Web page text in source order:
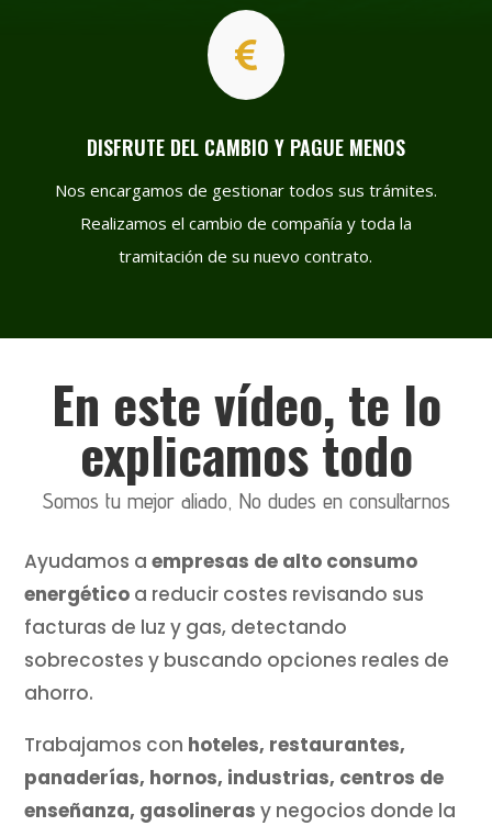

DISFRUTE DEL CAMBIO Y PAGUE MENOS
Nos encargamos de gestionar todos sus trámites.
Realizamos el cambio de compañía y toda la
tramitación de su nuevo contrato.
En este vídeo, te lo
explicamos todo
Somos tu mejor aliado, No dudes en consultarnos
Ayudamos aempresas de alto consumo
energético a reducir costes revisando sus
facturas de luz y gas, detectando
sobrecostes y buscando opciones reales de
ahorro.
Trabajamos con hoteles, restaurantes,
panaderías, hornos, industrias, centros de
enseñanza, gasolineras y negocios donde la